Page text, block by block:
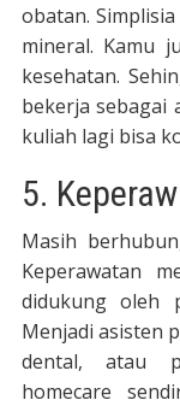
obatan.
mineral. Kamu
kesehatan.
bekerja sebagai
kuliah lagi bisa
5.
Masih
Keperawatan
didukung oleh
Menjadi asisten
dental, atau
homecare